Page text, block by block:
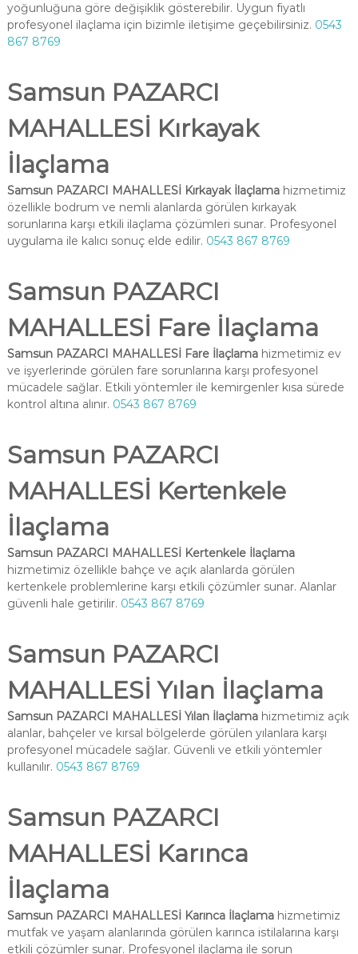
yoğunluğuna göre değişiklik gösterebilir. Uygun fiyatlı
profesyonel ilaçlama için bizimle iletişime geçebilirsiniz. 0543
867 8769
Samsun PAZARCI
MAHALLESİ Kırkayak
İlaçlama
Samsun PAZARCI MAHALLESİ Kırkayak İlaçlamahizmetimiz
özellikle bodrum ve nemli alanlarda görülen kırkayak
sorunlarına karşı etkili ilaçlama çözümleri sunar. Profesyonel
uygulama ile kalıcı sonuç elde edilir. 0543 867 8769
Samsun PAZARCI
MAHALLESİ Fare İlaçlama
Samsun PAZARCI MAHALLESİ Fare İlaçlamahizmetimiz ev
ve işyerlerinde görülen fare sorunlarına karşı profesyonel
mücadele sağlar. Etkili yöntemler ile kemirgenler kısa sürede
kontrol altına alınır. 0543 867 8769
Samsun PAZARCI
MAHALLESİ Kertenkele
İlaçlama
Samsun PAZARCI MAHALLESİ Kertenkele İlaçlama
hizmetimiz özellikle bahçe ve açık alanlarda görülen
kertenkele problemlerine karşı etkili çözümler sunar. Alanlar
güvenli hale getirilir. 0543 867 8769
Samsun PAZARCI
MAHALLESİ Yılan İlaçlama
Samsun PAZARCI MAHALLESİ Yılan İlaçlamahizmetimiz açık
alanlar, bahçeler ve kırsal bölgelerde görülen yılanlara karşı
profesyonel mücadele sağlar. Güvenli ve etkili yöntemler
kullanılır. 0543 867 8769
Samsun PAZARCI
MAHALLESİ Karınca
İlaçlama
Samsun PAZARCI MAHALLESİ Karınca İlaçlamahizmetimiz
mutfak ve yaşam alanlarında görülen karınca istilalarına karşı
etkili çözümler sunar. Profesyonel ilaçlama ile sorun